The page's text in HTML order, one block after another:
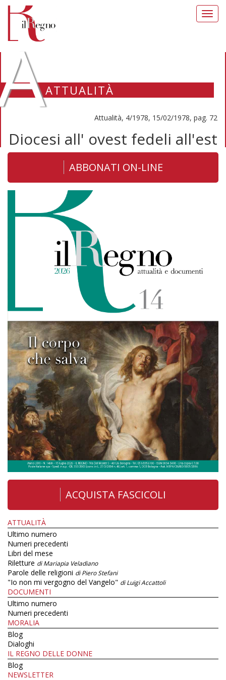
ATTUALITÀ
Attualità, 4/1978, 15/02/1978, pag. 72
Diocesi all' ovest fedeli all'est
ABBONATI ON-LINE
ACQUISTA FASCICOLI
ATTUALITÀ
Ultimo numero
Numeri precedenti
Libri del mese
Riletture di Mariapia Veladiano
Parole delle religioni di Piero Stefani
"Io non mi vergogno del Vangelo" di Luigi Accattoli
DOCUMENTI
Ultimo numero
Numeri precedenti
MORALIA
Blog
Dialoghi
IL REGNO DELLE DONNE
Blog
NEWSLETTER